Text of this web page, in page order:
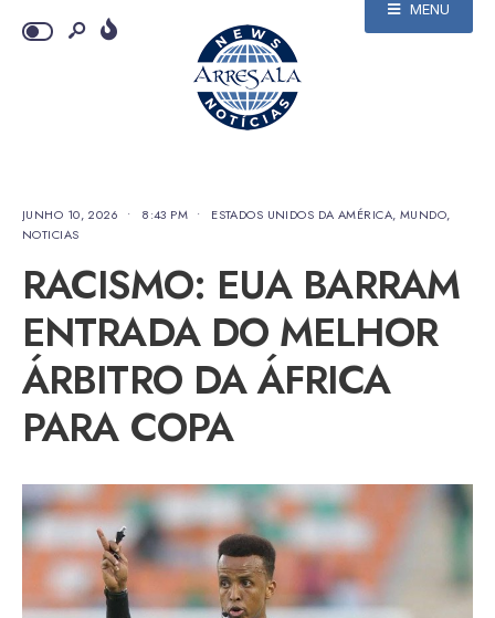
MENU
JUNHO 10, 2026 • 8:43 PM • ESTADOS UNIDOS DA AMÉRICA, MUNDO,
NOTICIAS
RACISMO: EUA BARRAM
ENTRADA DO MELHOR
ÁRBITRO DA ÁFRICA
PARA COPA